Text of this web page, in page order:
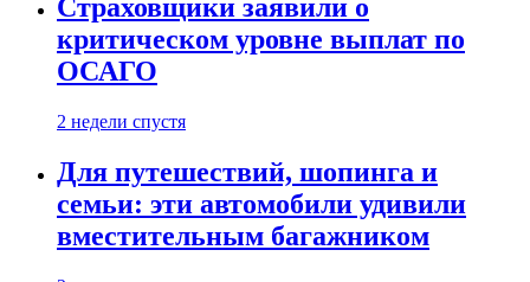
Страховщики заявили о
критическом уровне выплат по
ОСАГО
2 недели спустя
Для путешествий, шопинга и
семьи: эти автомобили удивили
вместительным багажником